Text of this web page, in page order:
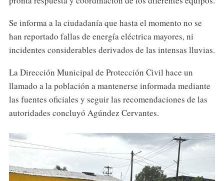
Se informa a la ciudadanía que hasta el momento no se
han reportado fallas de energía eléctrica mayores, ni
incidentes considerables derivados de las intensas lluvias.
La Dirección Municipal de Protección Civil hace un
llamado a la población a mantenerse informada mediante
las fuentes oficiales y seguir las recomendaciones de las
autoridades concluyó Agúndez Cervantes.